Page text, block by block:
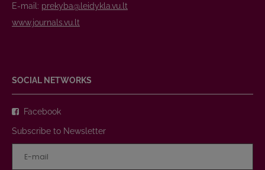
E-mail: prekyba@leidykla.vu.lt
www.journals.vu.lt
SOCIAL NETWORKS
Facebook
Subscribe to Newsletter